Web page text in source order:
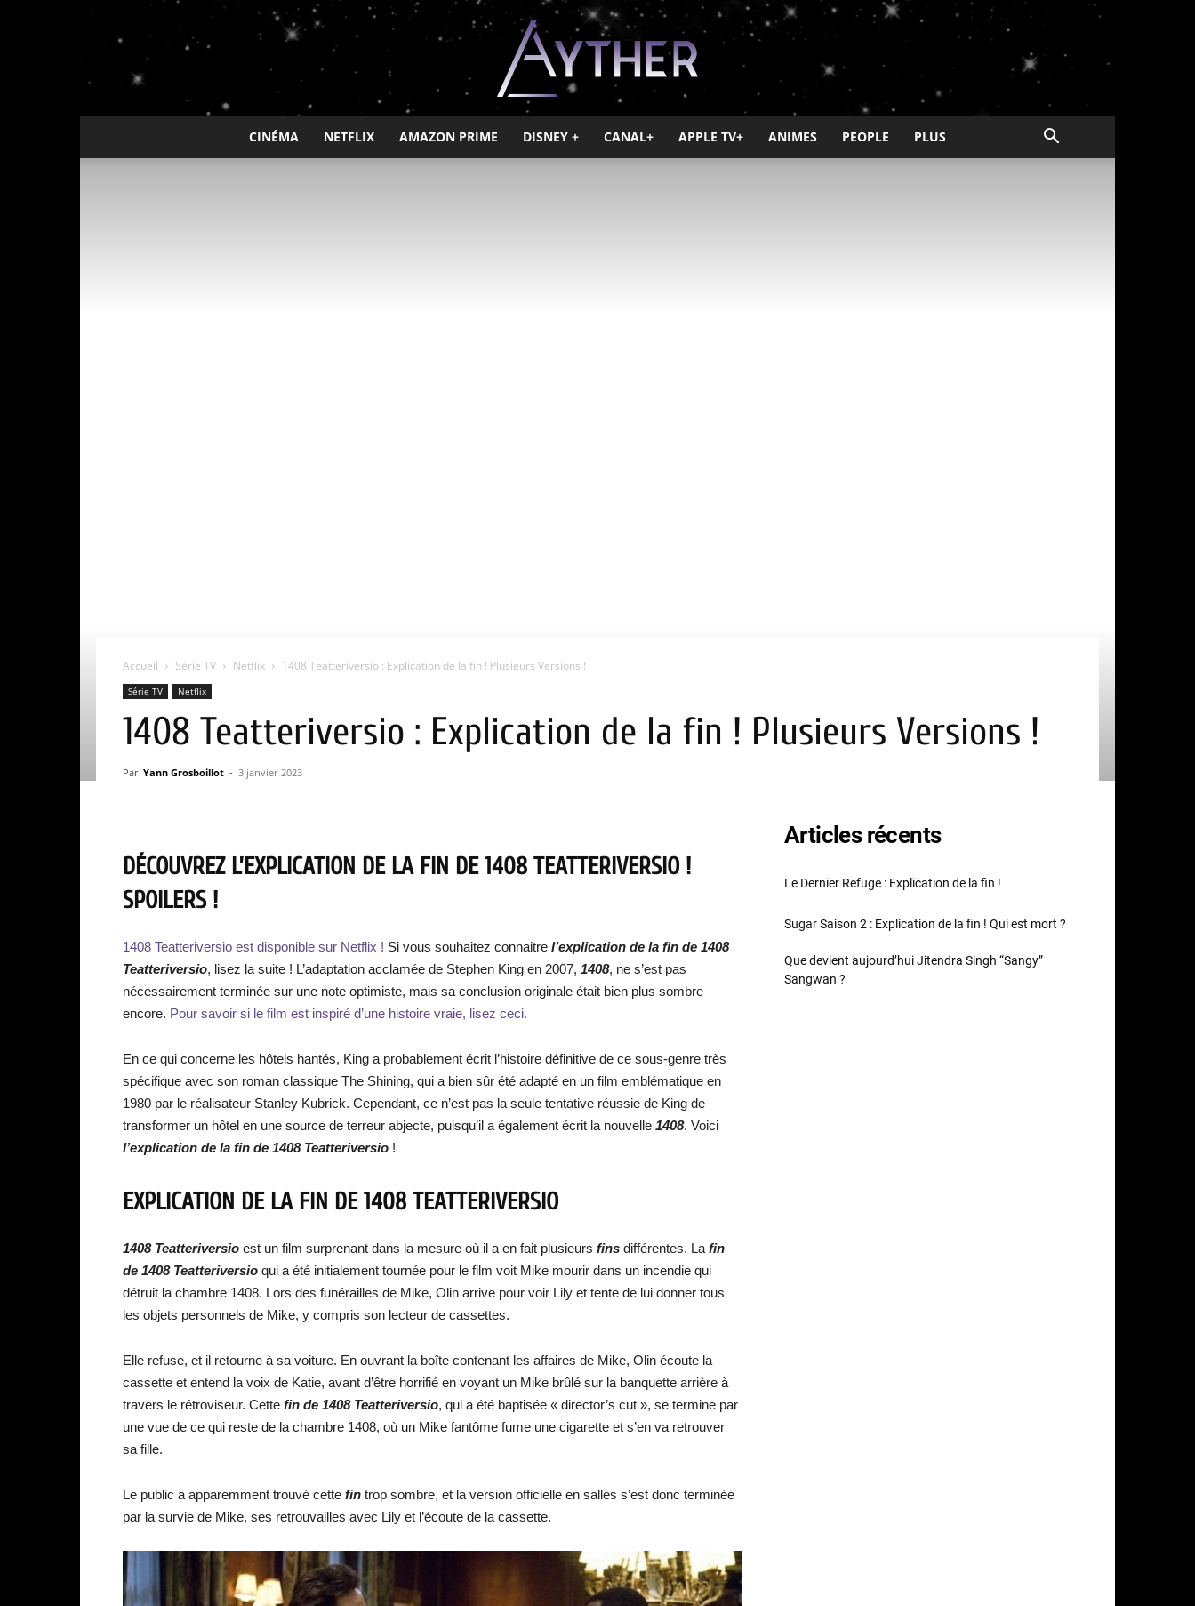
Ayther
CINÉMA NETFLIX AMAZON PRIME DISNEY + CANAL+ APPLE TV+ ANIMES PEOPLE PLUS
Accueil Série TV Netflix 1408 Teatteriversio : Explication de la fin ! Plusieurs Versions !
Série TV Netflix
1408 Teatteriversio : Explication de la fin ! Plusieurs Versions !
Par Yann Grosboillot - 3 janvier 2023
DÉCOUVREZ L’EXPLICATION DE LA FIN DE 1408 TEATTERIVERSIO !
SPOILERS !
1408 Teatteriversio est disponible sur Netflix ! Si vous souhaitez connaitre l’explication de la fin de 1408
Teatteriversio, lisez la suite ! L’adaptation acclamée de Stephen King en 2007, 1408, ne s’est pas
nécessairement terminée sur une note optimiste, mais sa conclusion originale était bien plus sombre
encore. Pour savoir si le film est inspiré d’une histoire vraie, lisez ceci.
En ce qui concerne les hôtels hantés, King a probablement écrit l’histoire définitive de ce sous-genre très
spécifique avec son roman classique The Shining, qui a bien sûr été adapté en un film emblématique en
1980 par le réalisateur Stanley Kubrick. Cependant, ce n’est pas la seule tentative réussie de King de
transformer un hôtel en une source de terreur abjecte, puisqu’il a également écrit la nouvelle 1408. Voici
l’explication de la fin de 1408 Teatteriversio !
EXPLICATION DE LA FIN DE1408 TEATTERIVERSIO
1408 Teatteriversio est un film surprenant dans la mesure où il a en fait plusieurs fins différentes. La fin
de 1408 Teatteriversio qui a été initialement tournée pour le film voit Mike mourir dans un incendie qui
détruit la chambre 1408. Lors des funérailles de Mike, Olin arrive pour voir Lily et tente de lui donner tous
les objets personnels de Mike, y compris son lecteur de cassettes.
Elle refuse, et il retourne à sa voiture. En ouvrant la boîte contenant les affaires de Mike, Olin écoute la
cassette et entend la voix de Katie, avant d’être horrifié en voyant un Mike brûlé sur la banquette arrière à
travers le rétroviseur. Cette fin de 1408 Teatteriversio, qui a été baptisée « director’s cut », se termine par
une vue de ce qui reste de la chambre 1408, où un Mike fantôme fume une cigarette et s’en va retrouver
sa fille.
Le public a apparemment trouvé cette fin trop sombre, et la version officielle en salles s’est donc terminée
par la survie de Mike, ses retrouvailles avec Lily et l’écoute de la cassette.
Articles récents
Le Dernier Refuge : Explication de la fin !
Sugar Saison 2 : Explication de la fin ! Qui est mort ?
Que devient aujourd’hui Jitendra Singh “Sangy”
Sangwan ?